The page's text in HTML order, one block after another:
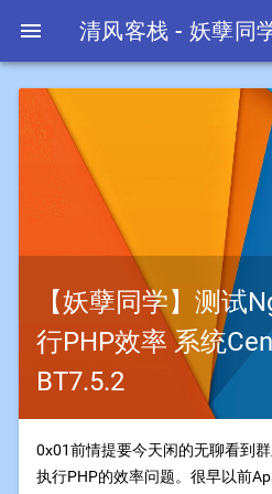
 清风客栈 - 妖孽同
【妖孽同学】测试
行PHP效率 系统
BT7.5.2
0x01前情提要今天闲的无聊看到
执行PHP的效率问题。很早以前